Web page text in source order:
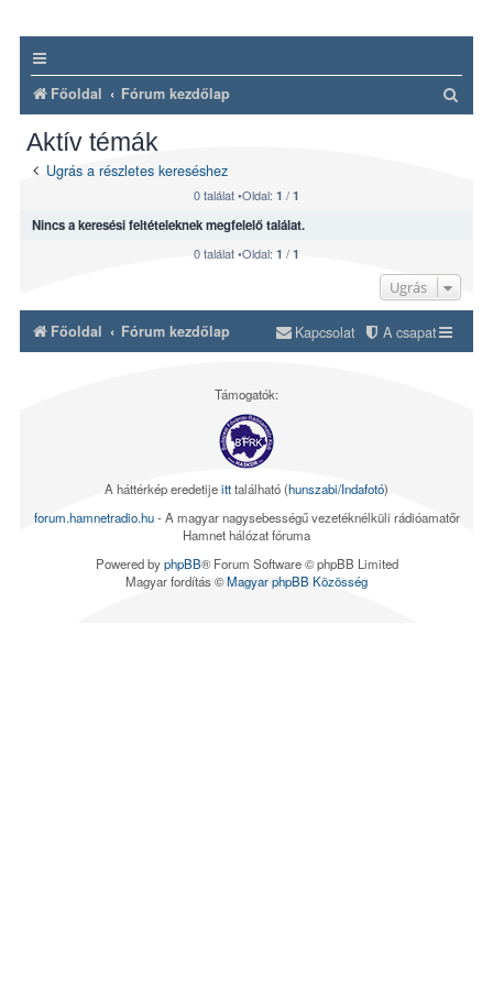
Főoldal Fórum kezdőlap
s
Aktív témák
Ugrás a részletes kereséshez
0 találat •Oldal: 1 / 1
Nincs a keresési feltételeknek megfelelő találat.
0 találat •Oldal: 1 / 1
Ugrás
Főoldal Fórum kezdőlap A csapat
Kapcsolat
Támogatók:
A háttérkép eredetijeitttalálható (hunszabi/Indafotó)
forum.hamnetradio.hu- A magyar nagysebességű vezetéknélküli rádióamatőr
Hamnet hálózat fóruma
Powered byphpBB® Forum Software © phpBB Limited
Magyar fordítás ©Magyar phpBB Közösség